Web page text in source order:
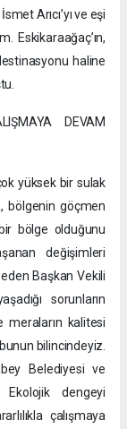
Arıcı’yı ve eşi
Eskikaraağaç’ın,
haline
DEVAM
yüksek bir sulak
bölgenin göçmen
bölge olduğunu
değişimleri
Başkan Vekili
sorunların
meraların kalitesi
bilincindeyiz.
Belediyesi ve
Ekolojik dengeyi
çalışmaya